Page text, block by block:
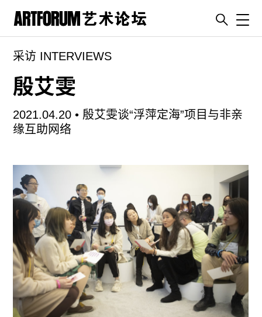
artguide
新闻
展评
杂志
ENGLISH
ART & EDUCATION
广告
订阅
往期内容
采访 INTERVIEWS
殷艾雯
2021.04.20 • 殷艾雯谈“浮萍定海”项目与非亲
缘互助网络